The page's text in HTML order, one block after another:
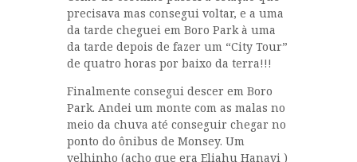
precisava mas consegui voltar, e a uma
da tarde cheguei em Boro Park à uma
da tarde depois de fazer um “City Tour”
de quatro horas por baixo da terra!!!
Finalmente consegui descer em Boro
Park. Andei um monte com as malas no
meio da chuva até conseguir chegar no
ponto do ônibus de Monsey. Um
velhinho (acho que era Eliahu Hanavi )